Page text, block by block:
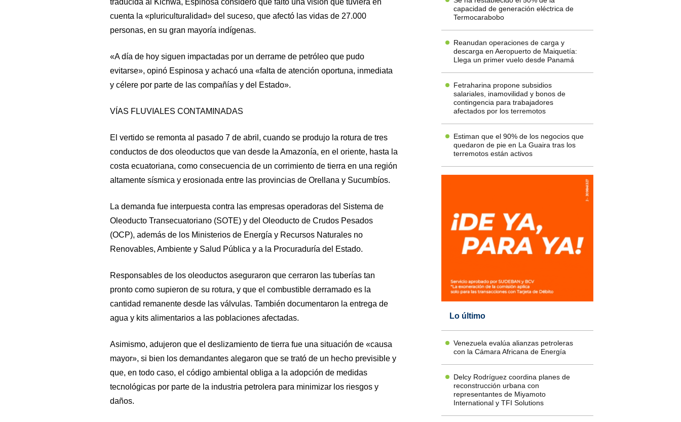
traducida al Kichwa, Espinosa consideró que faltó una visión que tuviera en
cuenta la «pluriculturalidad» del suceso, que afectó las vidas de 27.000
personas, en su gran mayoría indígenas.
«A día de hoy siguen impactadas por un derrame de petróleo que pudo
evitarse», opinó Espinosa y achacó una «falta de atención oportuna, inmediata
y célere por parte de las compañías y del Estado».
VÍAS FLUVIALES CONTAMINADAS
El vertido se remonta al pasado 7 de abril, cuando se produjo la rotura de tres
conductos de dos oleoductos que van desde la Amazonía, en el oriente, hasta la
costa ecuatoriana, como consecuencia de un corrimiento de tierra en una región
altamente sísmica y erosionada entre las provincias de Orellana y Sucumbíos.
La demanda fue interpuesta contra las empresas operadoras del Sistema de
Oleoducto Transecuatoriano (SOTE) y del Oleoducto de Crudos Pesados
(OCP), además de los Ministerios de Energía y Recursos Naturales no
Renovables, Ambiente y Salud Pública y a la Procuraduría del Estado.
Responsables de los oleoductos aseguraron que cerraron las tuberías tan
pronto como supieron de su rotura, y que el combustible derramado es la
cantidad remanente desde las válvulas. También documentaron la entrega de
agua y kits alimentarios a las poblaciones afectadas.
Asimismo, adujeron que el deslizamiento de tierra fue una situación de «causa
mayor», si bien los demandantes alegaron que se trató de un hecho previsible y
que, en todo caso, el código ambiental obliga a la adopción de medidas
tecnológicas por parte de la industria petrolera para minimizar los riesgos y
daños.
capacidad de generación eléctrica de
Termocarabobo
Reanudan operaciones de carga y
descarga en Aeropuerto de Maiquetía:
Llega un primer vuelo desde Panamá
Fetraharina propone subsidios
salariales, inamovilidad y bonos de
contingencia para trabajadores
afectados por los terremotos
Estiman que el 90% de los negocios que
quedaron de pie en La Guaira tras los
terremotos están activos
Lo último
Venezuela evalúa alianzas petroleras
con la Cámara Africana de Energía
Delcy Rodríguez coordina planes de
reconstrucción urbana con
representantes de Miyamoto
International y TFI Solutions